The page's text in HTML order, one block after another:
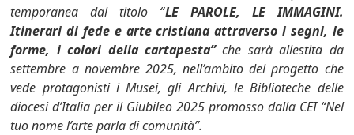
temporanea dal titolo “LE PAROLE, LE IMMAGINI.
Itinerari di fede e arte cristiana attraverso i segni, le
forme, i colori della cartapesta”che sarà allestita da
settembre a novembre 2025, nell’ambito del progetto che
vede protagonisti i Musei, gli Archivi, le Biblioteche delle
diocesi d’Italia per il Giubileo 2025 promosso dalla CEI “Nel
tuo nome l’arte parla di comunità”.